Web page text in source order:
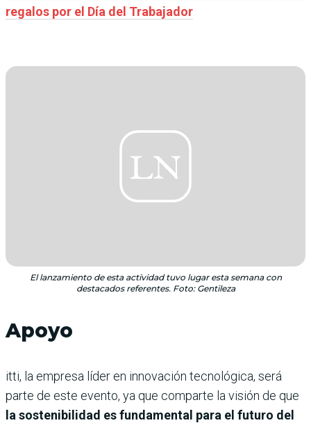
regalos por el Día del Trabajador
El lanzamiento de esta actividad tuvo lugar esta semana con
destacados referentes. Foto: Gentileza
Apoyo
itti, la empresa líder en innovación tecnológica, será
parte de este evento, ya que comparte la visión de que
la sostenibilidad es fundamental para el futuro del